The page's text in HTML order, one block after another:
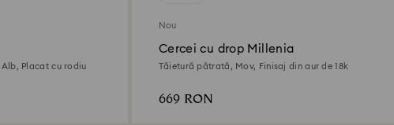
Placat cu rodiu
Nou
Cercei cu drop Millenia
Tăietură pătrată, Mov, Finisaj din aur de 18k
669 RON